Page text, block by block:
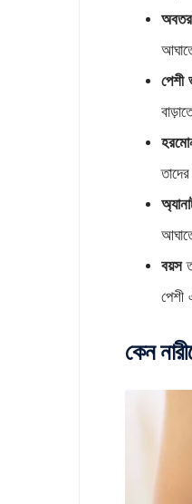
পেশী
বয়স
পেশী
কেন